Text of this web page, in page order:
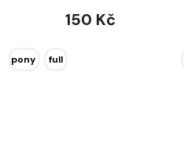
150 Kč
pony full